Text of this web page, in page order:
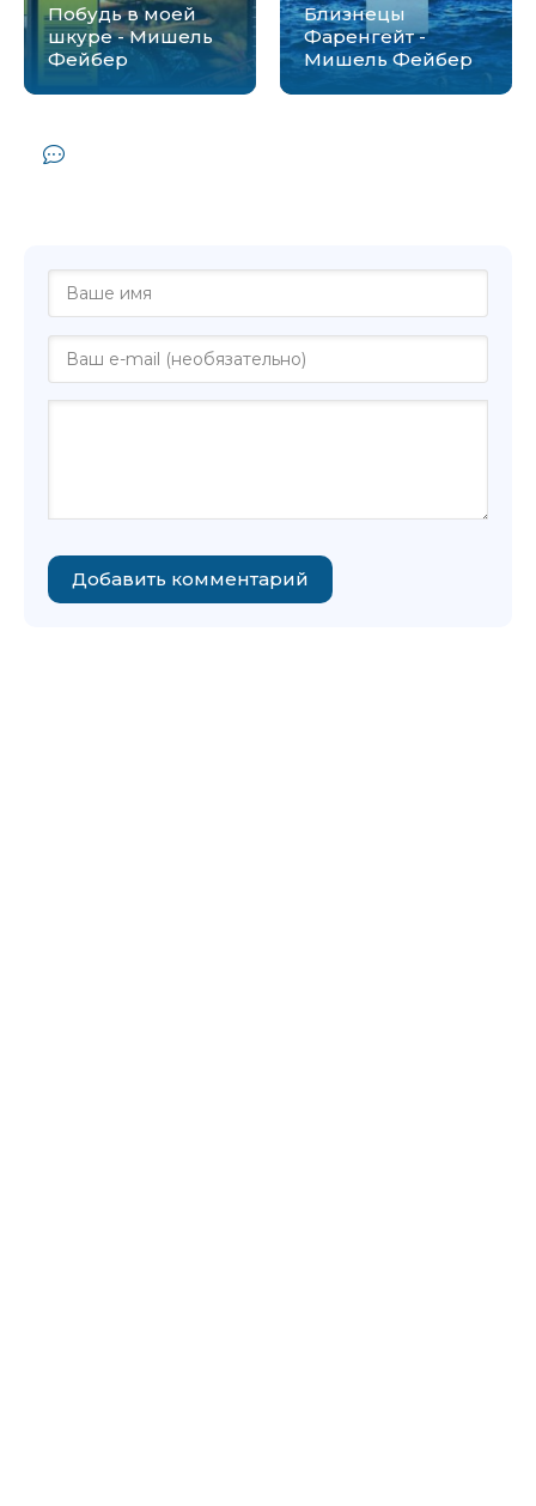
Побудь в моей
шкуре - Мишель
Фейбер
Близнецы
Фаренгейт -
Мишель Фейбер
Добавить комментарий